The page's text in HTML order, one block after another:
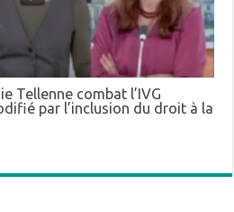
Tellenne combat l’IVG
par l’inclusion du droit à la